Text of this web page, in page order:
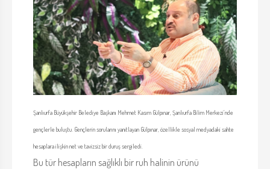
Şanlıurfa Büyükşehir Belediye Başkanı Mehmet Kasım Gülpınar, Şanlıurfa Bilim Merkezi’nde
gençlerle buluştu. Gençlerin sorularını yanıtlayan Gülpınar, özellikle sosyal medyadaki sahte
hesaplara ilişkin net ve tavizsiz bir duruş sergiledi.
Bu tür hesapların sağlıklı bir ruh halinin ürünü